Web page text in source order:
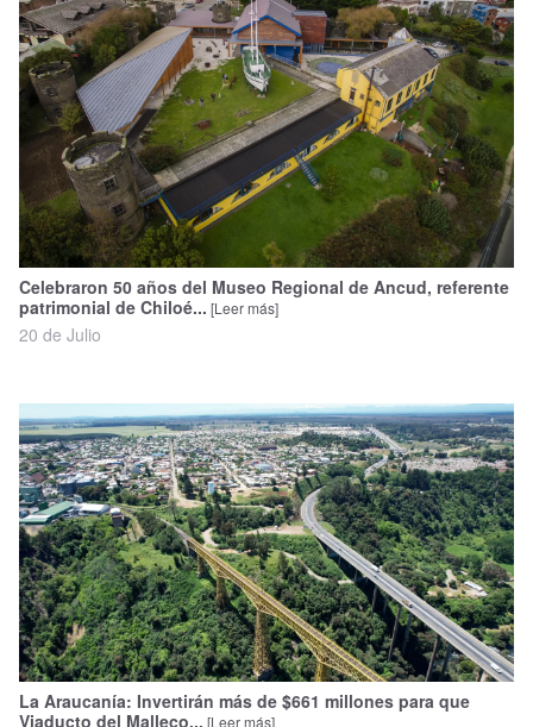
Celebraron 50 años del Museo Regional de Ancud, referente
patrimonial de Chiloé... [Leer más]
20 de Julio
La Araucanía: Invertirán más de $661 millones para que
Viaducto del Malleco... [Leer más]